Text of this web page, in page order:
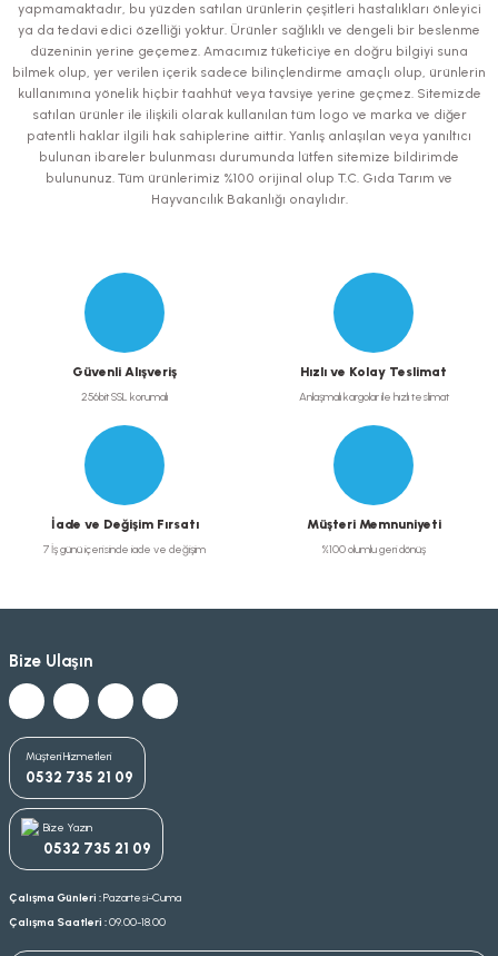
Ürün açıklamasında eksik bilgiler bulunuyor.
Ürün bilgilerinde hatalar bulunuyor.
Ürün fiyatı diğer sitelerden daha pahalı.
Bu ürüne benzer farklı alternatifler olmalı.
yapmamaktadır, bu yüzden satılan ürünlerin çeşitleri hastalıkları önleyici
ya da tedavi edici özelliği yoktur. Ürünler sağlıklı ve dengeli bir beslenme
düzeninin yerine geçemez. Amacımız tüketiciye en doğru bilgiyi suna
bilmek olup, yer verilen içerik sadece bilinçlendirme amaçlı olup, ürünlerin
kullanımına yönelik hiçbir taahhüt veya tavsiye yerine geçmez. Sitemizde
satılan ürünler ile ilişkili olarak kullanılan tüm logo ve marka ve diğer
patentli haklar ilgili hak sahiplerine aittir. Yanlış anlaşılan veya yanıltıcı
bulunan ibareler bulunması durumunda lütfen sitemize bildirimde
bulununuz. Tüm ürünlerimiz %100 orijinal olup T.C. Gıda Tarım ve
Hayvancılık Bakanlığı onaylıdır.
Güvenli Alışveriş
256bit SSL korumalı
Hızlı ve Kolay Teslimat
Anlaşmalı kargolar ile hızlı teslimat
İade ve Değişim Fırsatı
7 İş günü içerisinde iade ve değişim
Müşteri Memnuniyeti
%100 olumlu geri dönüş
Bize Ulaşın
Müşteri Hizmetleri
0532 735 21 09
Bize Yazın
0532 735 21 09
Çalışma Günleri :Pazartesi-Cuma
Çalışma Saatleri :09.00-18.00